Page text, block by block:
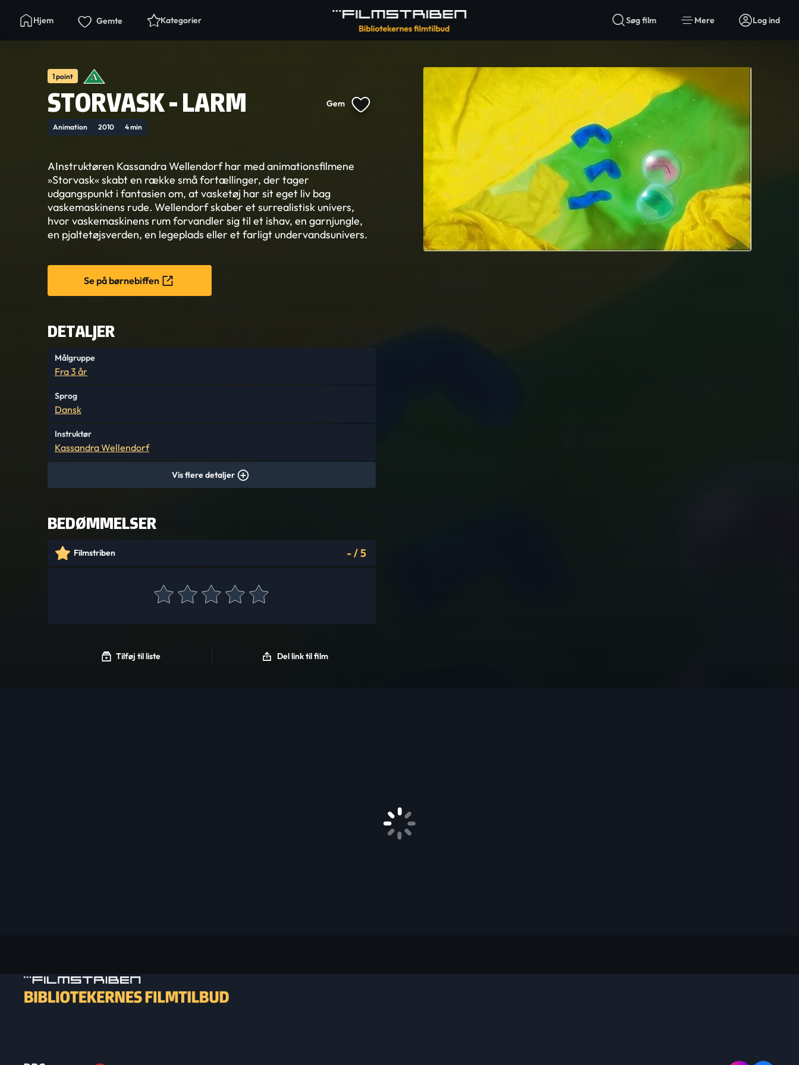
Hjem Gemte Kategorier Søg film Mere Log ind
1 point
STORVASK - LARM Gem
Animation 2010 4 min
AInstruktøren Kassandra Wellendorf har med animationsfilmene
»Storvask« skabt en række små fortællinger, der tager
udgangspunkt i fantasien om, at vasketøj har sit eget liv bag
vaskemaskinens rude. Wellendorf skaber et surrealistisk univers,
hvor vaskemaskinens rum forvandler sig til et ishav, en garnjungle,
en pjaltetøjsverden, en legeplads eller et farligt undervandsunivers.
Se på børnebiffen
DETALJER
Målgruppe
Fra 3 år
Sprog
Dansk
Instruktør
Kassandra Wellendorf
Vis flere detaljer
BEDØMMELSER
Filmstriben -/5
Tilføj til liste Del link til film